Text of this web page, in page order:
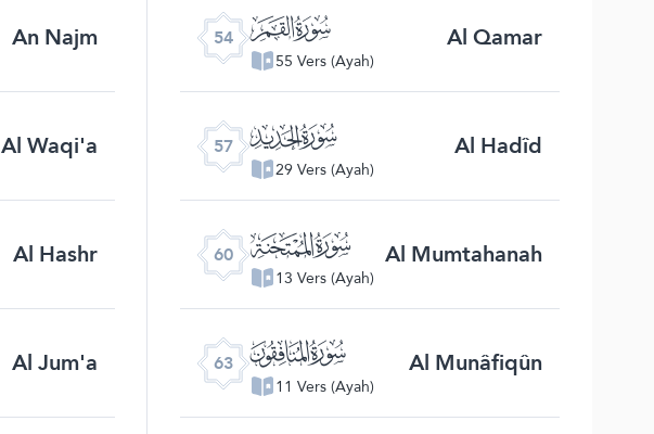
An Najm 54 ﯣ
55 Vers (Ayah)
Al Qamar
Al Waqi'a 57 ﯦ
29 Vers (Ayah)
Al Hadîd
Al Hashr 60 ﯩ
13 Vers (Ayah)
Al Mumtahanah
Al Jum'a 63 ﯬ
11 Vers (Ayah)
Al Munâfiqûn